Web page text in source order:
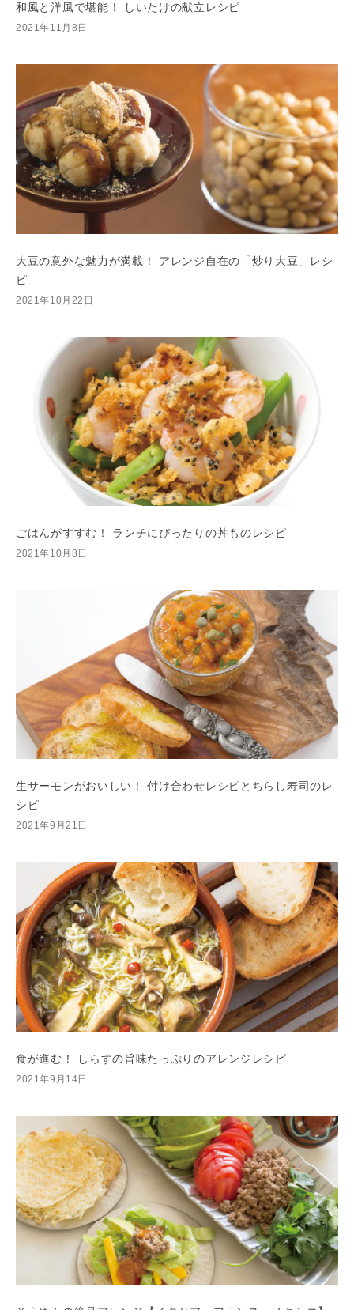
和風と洋風で堪能！ しいたけの献立レシピ
2021年11月8日
大豆の意外な魅力が満載！ アレンジ自在の「炒り大豆」レシ
ピ
2021年10月22日
ごはんがすすむ！ ランチにぴったりの丼ものレシピ
2021年10月8日
生サーモンがおいしい！ 付け合わせレシピとちらし寿司のレ
シピ
2021年9月21日
食が進む！ しらすの旨味たっぷりのアレンジレシピ
2021年9月14日